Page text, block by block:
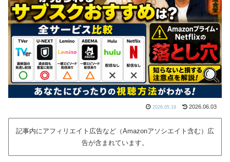
2026.05.19 2026.06.03
記事内にアフィリエイト広告など（Amazonアソシエイト含む）広
告が含まれています。